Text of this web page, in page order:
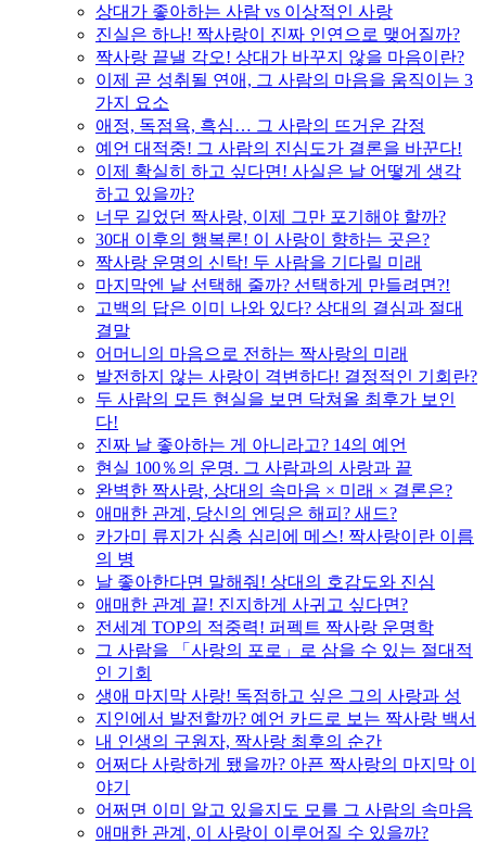
상대가 좋아하는 사람 vs 이상적인 사랑
진실은 하나! 짝사랑이 진짜 인연으로 맺어질까?
짝사랑 끝낼 각오! 상대가 바꾸지 않을 마음이란?
이제 곧 성취될 연애, 그 사람의 마음을 움직이는 3
가지 요소
애정, 독점욕, 흑심… 그 사람의 뜨거운 감정
예언 대적중! 그 사람의 진심도가 결론을 바꾼다!
이제 확실히 하고 싶다면! 사실은 날 어떻게 생각
하고 있을까?
너무 길었던 짝사랑, 이제 그만 포기해야 할까?
30대 이후의 행복론! 이 사랑이 향하는 곳은?
짝사랑 운명의 신탁! 두 사람을 기다릴 미래
마지막엔 날 선택해 줄까? 선택하게 만들려면?!
고백의 답은 이미 나와 있다? 상대의 결심과 절대
결말
어머니의 마음으로 전하는 짝사랑의 미래
발전하지 않는 사랑이 격변하다! 결정적인 기회란?
두 사람의 모든 현실을 보면 닥쳐올 최후가 보인
다!
진짜 날 좋아하는 게 아니라고? 14의 예언
현실 100％의 운명. 그 사람과의 사랑과 끝
완벽한 짝사랑, 상대의 속마음 × 미래 × 결론은?
애매한 관계, 당신의 엔딩은 해피? 새드?
카가미 류지가 심층 심리에 메스! 짝사랑이란 이름
의 병
날 좋아한다면 말해줘! 상대의 호감도와 진심
애매한 관계 끝! 진지하게 사귀고 싶다면?
전세계 TOP의 적중력! 퍼펙트 짝사랑 운명학
그 사람을 「사랑의 포로」로 삼을 수 있는 절대적
인 기회
생애 마지막 사랑! 독점하고 싶은 그의 사랑과 성
지인에서 발전할까? 예언 카드로 보는 짝사랑 백서
내 인생의 구원자, 짝사랑 최후의 순간
어쩌다 사랑하게 됐을까? 아픈 짝사랑의 마지막 이
야기
어쩌면 이미 알고 있을지도 모를 그 사람의 속마음
애매한 관계, 이 사랑이 이루어질 수 있을까?